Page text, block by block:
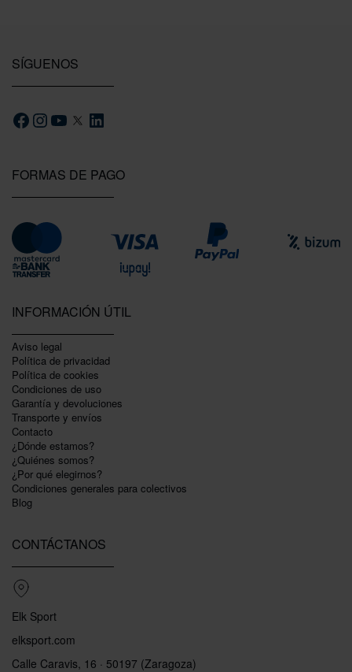
FORMAS DE PAGO
INFORMACIÓN ÚTIL
Aviso legal
Política de privacidad
Polí­tica de cookies
Condiciones de uso
Garantí­a y devoluciones
Transporte y envíos
Contacto
¿Dónde estamos?
¿Quiénes somos?
¿Por qué elegirnos?
Condiciones generales para colectivos
Blog
CONTÁCTANOS
Elk Sport
elksport.com
Calle Caravis, 16 · 50197 (Zaragoza)
SÍGUENOS